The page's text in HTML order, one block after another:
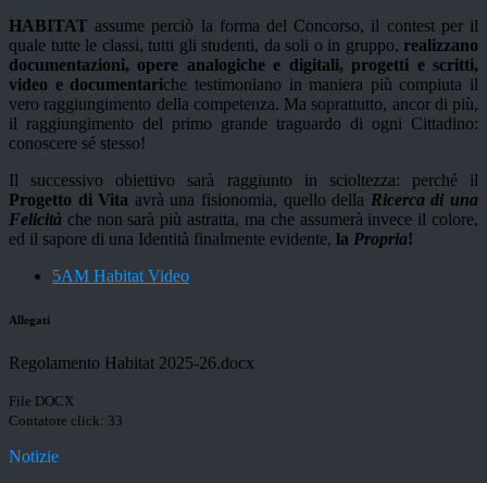
HABITAT assume perciò la forma del Concorso, il contest per il
quale tutte le classi, tutti gli studenti, da soli o in gruppo, realizzano
documentazioni, opere analogiche e digitali, progetti e scritti,
video e documentariche testimoniano in maniera più compiuta il
vero raggiungimento della competenza. Ma soprattutto, ancor di più,
il raggiungimento del primo grande traguardo di ogni Cittadino:
conoscere sé stesso!
Il successivo obiettivo sarà raggiunto in scioltezza: perché il
Progetto di Vita avrà una fisionomia, quello della Ricerca di una
Felicità che non sarà più astratta, ma che assumerà invece il colore,
ed il sapore di una Identità finalmente evidente, la Propria!
5AM Habitat Video
Allegati
Regolamento Habitat 2025-26.docx
File DOCX
Contatore click: 33
Notizie